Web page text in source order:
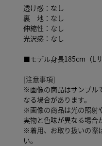
透け感：なし
裏 地：なし
伸縮性：なし
光沢感：なし
■モデル身長185cm（Lサ
[注意事項]
※画像の商品はサンプル
なる場合があります。
※画像の商品は光の照射
実物と色味が異なる場合
※着用、お取り扱いの際
い。